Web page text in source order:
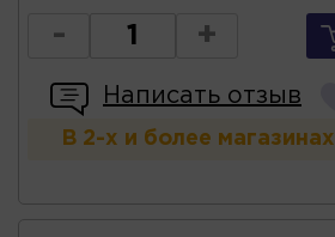
- +
Написать отзыв
В 2-х и более магазинах